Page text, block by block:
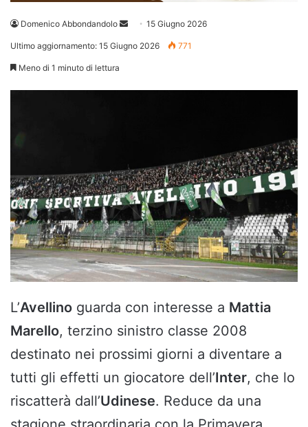
Domenico Abbondandolo
Invia 15 Giugno 2026
Ultimo aggiornamento: 15 Giugno 2026 771
Meno di 1 minuto di lettura
L’Avellino guarda con interesse a Mattia
Marello, terzino sinistro classe 2008
destinato nei prossimi giorni a diventare a
tutti gli effetti un giocatore dell’Inter, che lo
riscatterà dall’Udinese. Reduce da una